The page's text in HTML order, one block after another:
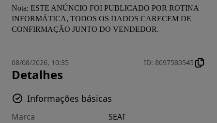
Nota: ESTE ANÚNCIO FOI PUBLICADO POR ROTINA
INFORMÁTICA, TODOS OS DADOS CARECEM DE
CONFIRMAÇÃO JUNTO DO VENDEDOR.
08/08/2026, 10:35 ID: 8097580545
Detalhes
Informações básicas
Marca SEAT